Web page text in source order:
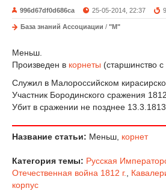
996d67df0d686ca 25-05-2014, 22:37
База знаний Ассоциации / "М"
Меньш.
Произведен в корнеты (старшинство с
Служил в Малороссийском
Участник Бородинского сражения 1812
Убит в сражении не позднее 13.3.1813.
Название статьи: Меньш, корнет
Категория темы: Русская
Отечественная война 1812 г.
корпус